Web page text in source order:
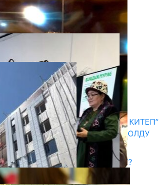
Акыркы жаңылыктар
АКЫН А.ИСМАИЛОВ “АЛТЫН КИТЕП”
СЫЙЛЫГЫНЫН ЛАУРЕАТЫ БОЛДУ
06.08.2026
САЛТТУУ БИЛИМ ӨЗГӨРӨБҮ?
06.08.2026